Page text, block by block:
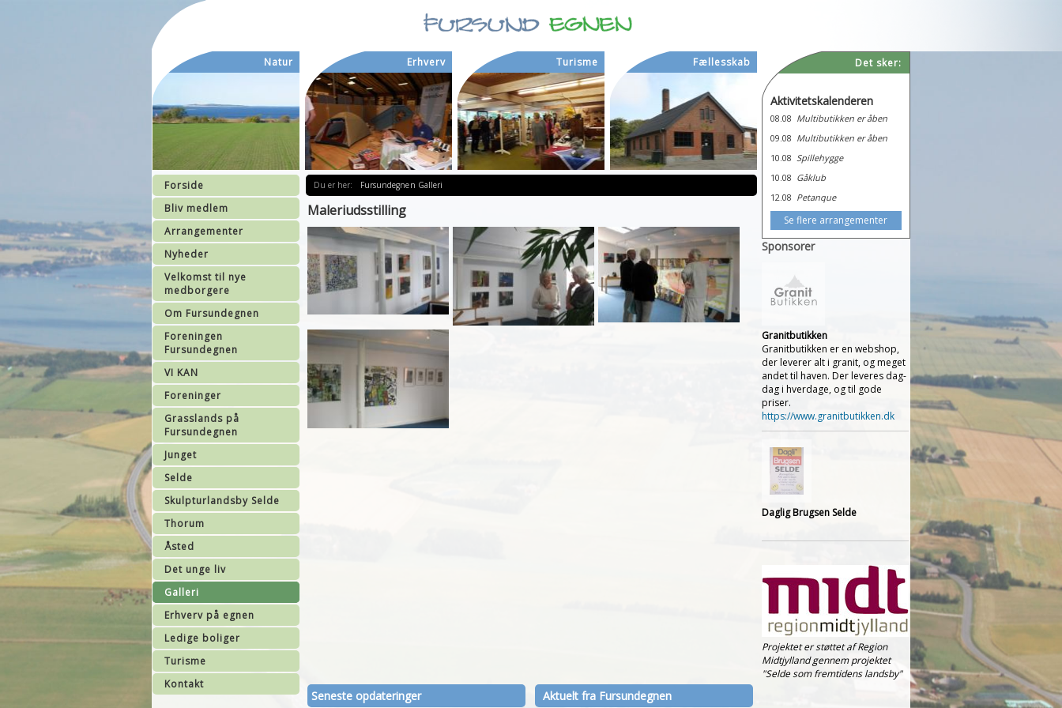
Maleriudsstilling
Forside
Bliv medlem
Arrangementer
Nyheder
Velkomst til nye
medborgere
Om Fursundegnen
Foreningen
Fursundegnen
VI KAN
Foreninger
Grasslands på
Fursundegnen
Junget
Selde
Skulpturlandsby Selde
Thorum
Åsted
Det unge liv
Galleri
Erhverv på egnen
Ledige boliger
Turisme
Kontakt
Du er her: Fursundegnen Galleri
Det sker:
Aktivitetskalenderen
08.08 Multibutikken er åben
09.08 Multibutikken er åben
10.08 Spillehygge
10.08 Gåklub
12.08 Petanque
Se flere arrangementer
Sponsorer
Granitbutikken
Granitbutikken er en webshop,
der leverer alt i granit, og meget
andet til haven. Der leveres dag-
dag i hverdage, og til gode
priser.
https://www.granitbutikken.dk
Daglig Brugsen Selde
Projektet er støttet af Region
Midtjylland gennem projektet
"Selde som fremtidens landsby"
Seneste opdateringer Aktuelt fra Fursundegnen
Natur Erhverv Turisme Fællesskab